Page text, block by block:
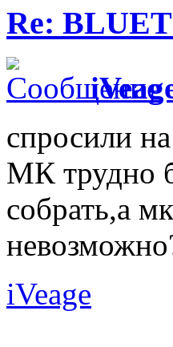
Re:
спросили
МК трудно
собрать,а
iVeage